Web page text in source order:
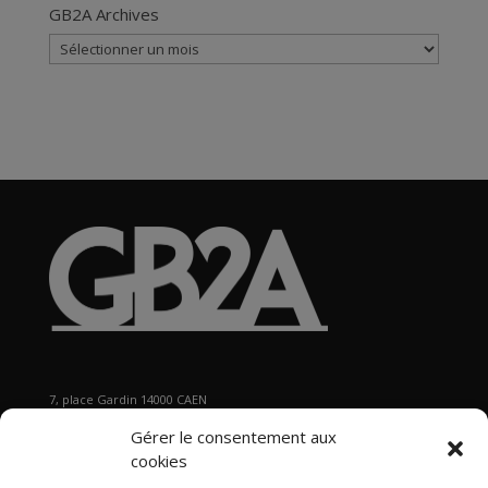
Gérer le consentement aux
cookies
GB2A Archives
GB2A
Archives
7, place Gardin 14000 CAEN
ecretariat@gb2a.fr